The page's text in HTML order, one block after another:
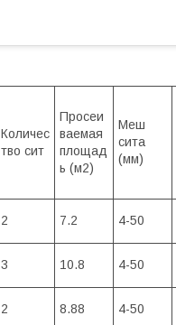
Количес
тво сит
Просеи
ваемая
площад
ь (м2)
Меш
сита
(мм)
2 7.2 4-50
3 10.8 4-50
2 8.88 4-50